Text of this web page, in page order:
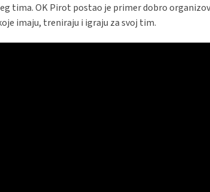
tima. OK Pirot postao je primer dobro
imaju, treniraju i igraju za svoj tim.